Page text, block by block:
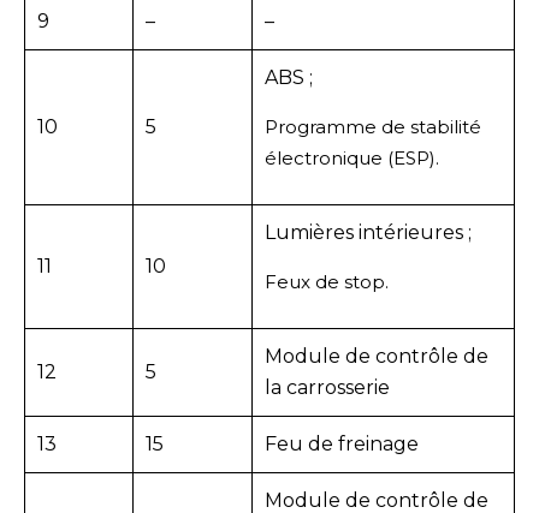
9 – –
10 5
ABS ;
Programme de stabilité
électronique (ESP).
11 10
Lumières intérieures ;
Feux de stop.
12 5
Module de contrôle de
la carrosserie
13 15 Feu de freinage
Module de contrôle de